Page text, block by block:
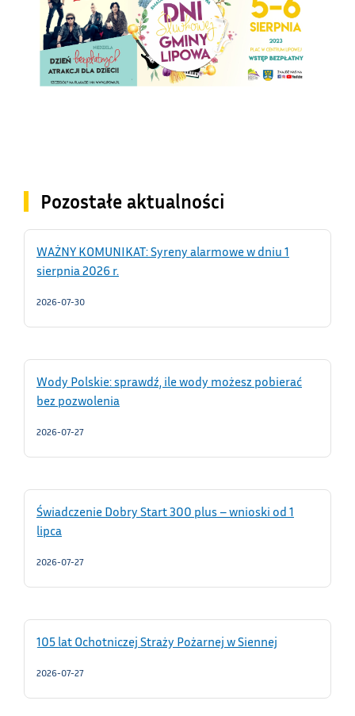
Pozostałe aktualności
WAŻNY KOMUNIKAT: Syreny alarmowe w dniu 1
sierpnia 2026 r.
2026-07-30
Wody Polskie: sprawdź, ile wody możesz pobierać
bez pozwolenia
2026-07-27
Świadczenie Dobry Start 300 plus – wnioski od 1
lipca
2026-07-27
105 lat Ochotniczej Straży Pożarnej w Siennej
2026-07-27